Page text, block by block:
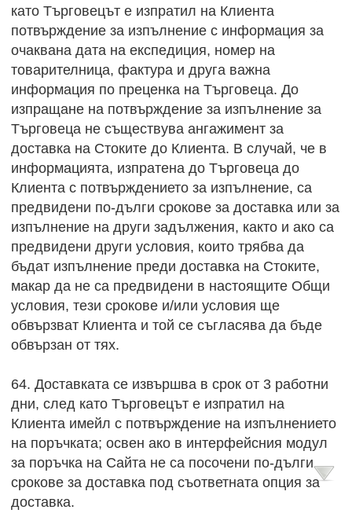
като Търговецът е изпратил на Клиента
потвърждение за изпълнение с информация за
очаквана дата на експедиция, номер на
товарителница, фактура и друга важна
информация по преценка на Търговеца. До
изпращане на потвърждение за изпълнение за
Търговеца не съществува ангажимент за
доставка на Стоките до Клиента. В случай, че в
информацията, изпратена до Търговеца до
Клиента с потвърждението за изпълнение, са
предвидени по-дълги срокове за доставка или за
изпълнение на други задължения, както и ако са
предвидени други условия, които трябва да
бъдат изпълнение преди доставка на Стоките,
макар да не са предвидени в настоящите Общи
условия, тези срокове и/или условия ще
обвързват Клиента и той се съгласява да бъде
обвързан от тях.
64. Доставката се извършва в срок от 3 работни
дни, след като Търговецът е изпратил на
Клиента имейл с потвърждение на изпълнението
на поръчката; освен ако в интерфейсния модул
за поръчка на Сайта не са посочени по-дълги
срокове за доставка под съответната опция за
доставка.